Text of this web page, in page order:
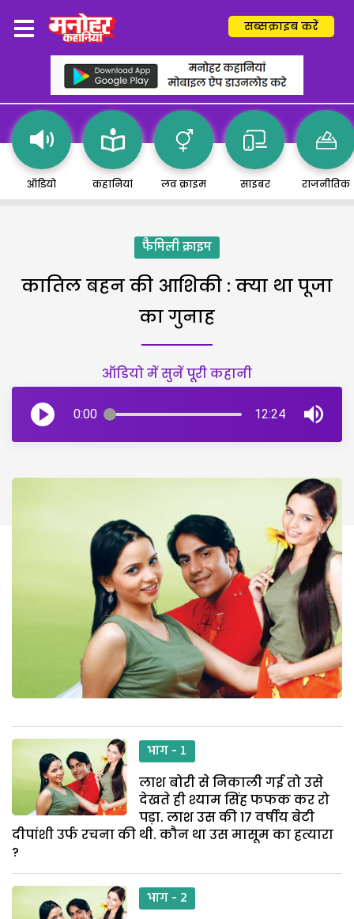
सब्सक्राइब करें
ऑडियो कहानियां लव क्राइम साइबर राजनीतिक
फैमिली क्राइम
कातिल बहन की आशिकी : क्या था पूजा
का गुनाह
ऑडियो में सुनें पूरी कहानी
0:00 12:24
भाग - 1
लाश बोरी से निकाली गई तो उसे
देखते ही श्याम सिंह फफक कर रो
पड़ा. लाश उस की 17 वर्षीय बेटी
दीपांशी उर्फ रचना की थी. कौन था उस मासूम का हत्यारा
?
भाग - 2